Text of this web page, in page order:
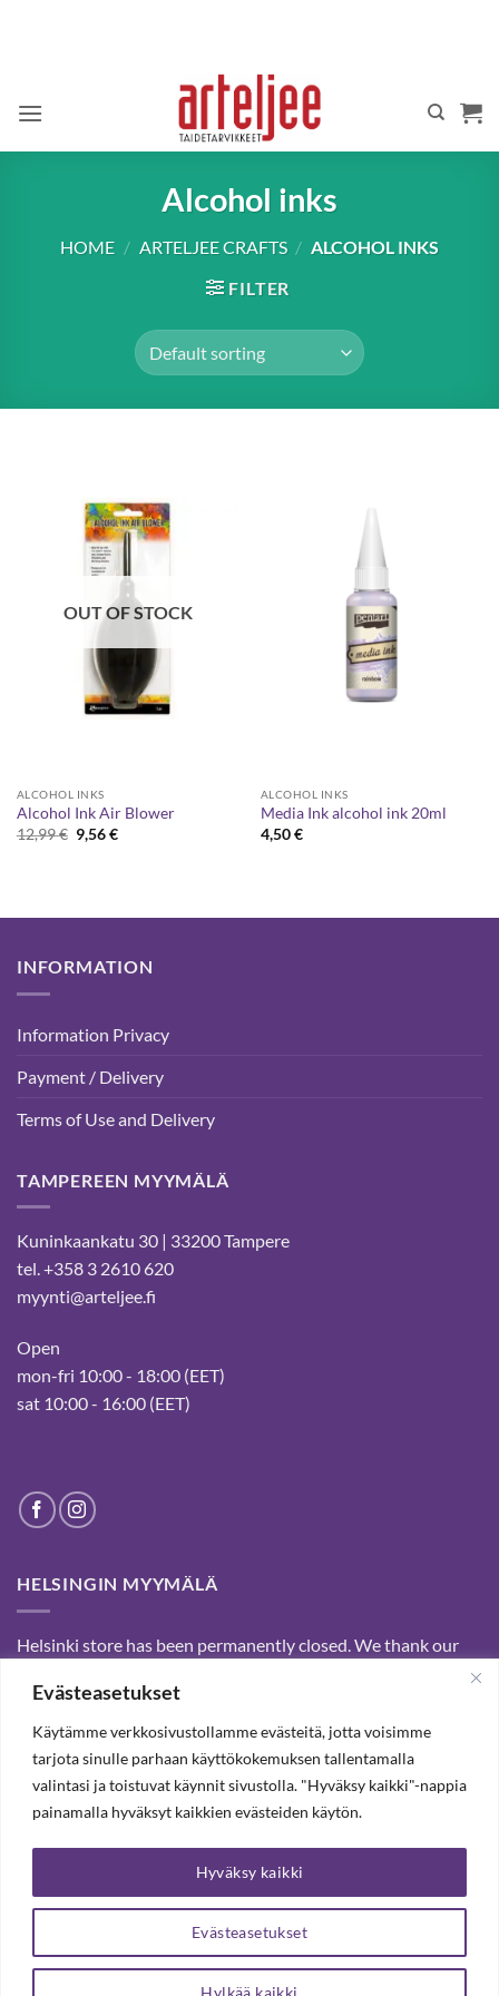
Evästeasetukset
Käytämme verkkosivustollamme evästeitä, jotta voisimme
tarjota sinulle parhaan käyttökokemuksen tallentamalla
valintasi ja toistuvat käynnit sivustolla. "Hyväksy kaikki"-nappia
painamalla hyväksyt kaikkien evästeiden käytön.
Evästeasetukset
Hylkää kaikki
Hyväksy kaikki
Alcohol inks
HOME / ARTELJEE CRAFTS / ALCOHOL INKS
FILTER
OUT OF STOCK
ALCOHOL INKS
Alcohol Ink Air Blower
12,99€ Original
price
9,56€Current
ALCOHOL INKS
Media Ink alcohol ink 20ml
4,50€
INFORMATION
Information Privacy
Payment / Delivery
Terms of Use and Delivery
TAMPEREEN MYYMÄLÄ
Kuninkaankatu 30 | 33200 Tampere
tel. +358 3 2610 620
myynti@arteljee.fi
Open
mon-fri 10:00 - 18:00 (EET)
sat 10:00 - 16:00 (EET)
HELSINGIN MYYMÄLÄ
Helsinki store has been permanently closed. We thank our
customers for passed years and welcome you to our Tampere
shop and webstore.
SUBSCRIBE OUR NEWSLETTER TO RECEIVE 20%
DISCOUNT.
SUBSCRIBE OUR NEWSLETTER